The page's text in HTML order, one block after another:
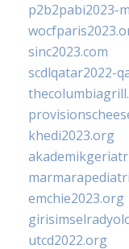
p2b2pabi2023-
sinc2023.com
scdlqatar2022-
khedi2023.org
emchie2023.org
utcd2022.org